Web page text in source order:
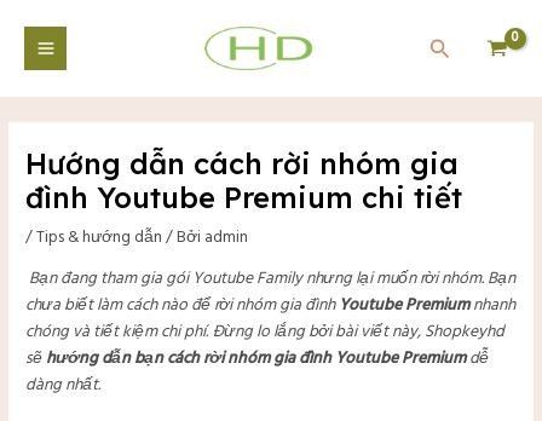
dung
Main
Menu
Tìm
Hướng dẫn cách rời nhóm gia
đình Youtube Premium chi tiết
/Tips & hướng dẫn/ Bởi admin
Bạn đang tham gia gói Youtube Family nhưng lại muốn rời nhóm. Bạn
chưa biết làm cách nào để rời nhóm gia đìnhYoutube Premiumnhanh
chóng và tiết kiệm chi phí. Đừng lo lắng bởi bài viết này, Shopkeyhd
sẽhướng dẫn bạn cách rời nhóm gia đình Youtube Premiumdễ
dàng nhất.
hướng
bài
viết